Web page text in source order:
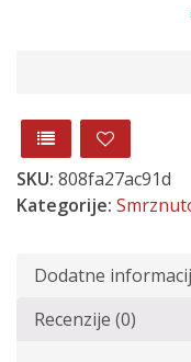
SKU: 808fa27ac91d
Kategorije:
Dodatne
Recenzije (0)